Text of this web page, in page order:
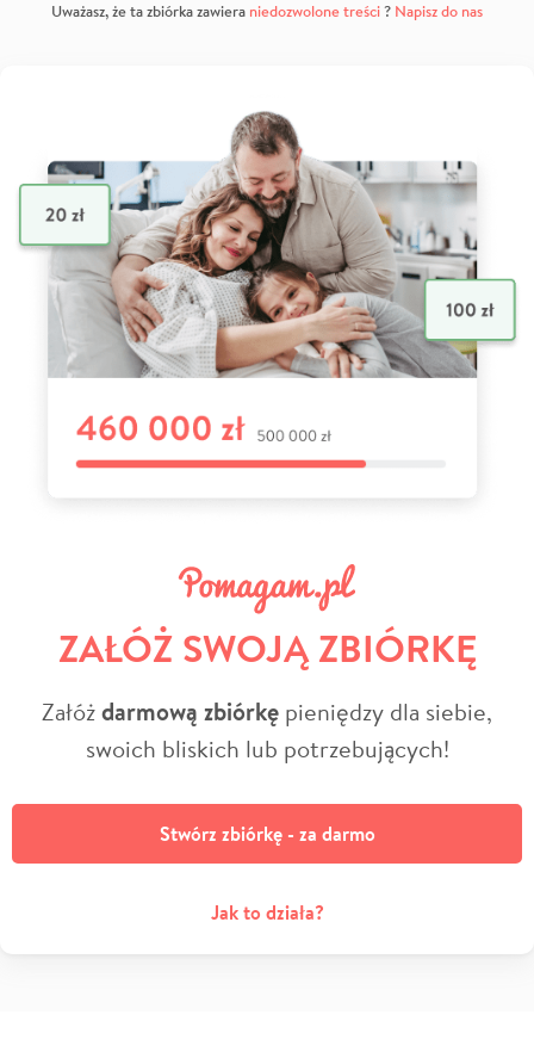
Uważasz, że ta zbiórka zawiera niedozwolone treści? Napisz do nas
ZAŁÓŻ SWOJĄ ZBIÓRKĘ
Załóżdarmową zbiórkę pieniędzy dla siebie,
swoich bliskich lub potrzebujących!
Stwórz zbiórkę - za darmo
Jak to działa?